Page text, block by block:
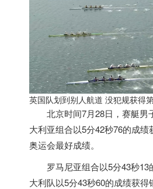
英国队划到别人航道 没犯规获得
北京时间7月28日，赛艇男
大利亚组合以5分42秒76的成
奥运会最好成绩。
罗马尼亚组合以5分43秒13
大利队以5分43秒60的成绩获得